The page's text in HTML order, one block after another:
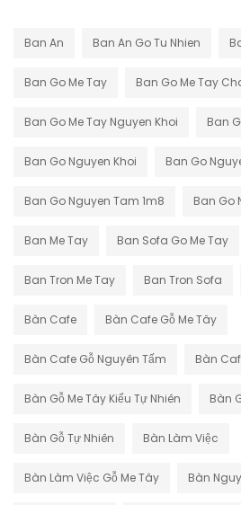
Ban An Ban An Go Tu Nhien
Ban Go Me Tay Ban Go Me Tay
Ban Go Me Tay Nguyen Khoi Ban
Ban Go Nguyen Khoi Ban Go
Ban Go Nguyen Tam 1m8 Ban Go
Ban Me Tay Ban Sofa Go Me Tay
Ban Tron Me Tay Ban Tron Sofa
Bàn Cafe Bàn Cafe Gỗ Me Tây
Bàn Cafe Gỗ Nguyên Tấm Bàn
Bàn Gỗ Me Tây Kiểu Tự Nhiên Bàn
Bàn Gỗ Tự Nhiên Bàn Làm Việc
Bàn Làm Việc Gỗ Me Tây Bàn